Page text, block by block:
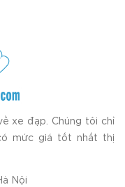
xe đạp. Chúng tôi chỉ
mức giá tốt nhất thị
Nội